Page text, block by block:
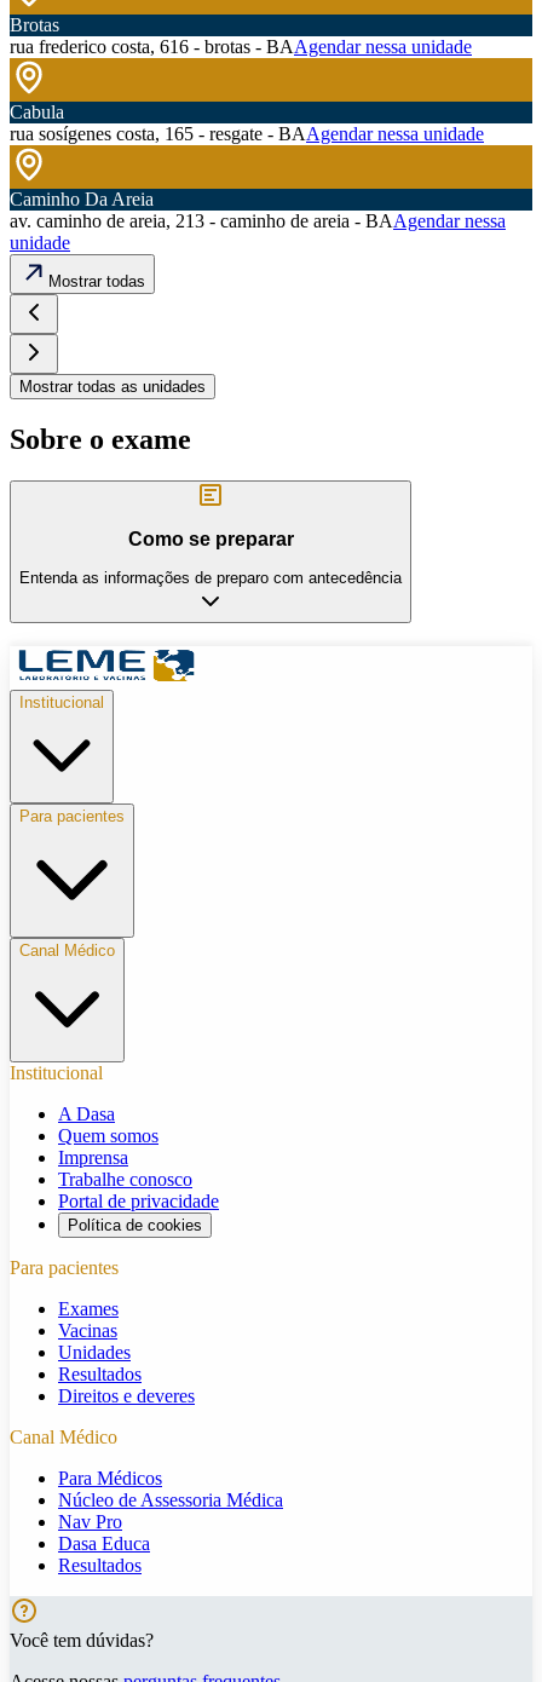
Brotas
rua frederico costa, 616 - brotas - BAAgendar nessa unidade
Cabula
rua sosígenes costa, 165 - resgate - BAAgendar nessa unidade
Caminho Da Areia
av. caminho de areia, 213 - caminho de areia - BAAgendar nessa
unidade
Mostrar todas
Mostrar todas as unidades
Sobre o exame
Como se preparar
Entenda as informações de preparo com antecedência
Institucional
Para pacientes
Canal Médico
Institucional
A Dasa
Quem somos
Imprensa
Trabalhe conosco
Portal de privacidade
Política de cookies
Para pacientes
Exames
Vacinas
Unidades
Resultados
Direitos e deveres
Canal Médico
Para Médicos
Núcleo de Assessoria Médica
Nav Pro
Dasa Educa
Resultados
Você tem dúvidas?